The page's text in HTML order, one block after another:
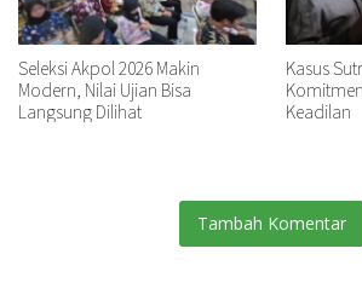
Seleksi Akpol 2026 Makin
Modern, Nilai Ujian Bisa
Langsung Dilihat
Kasus
Keadilan
Tambah Komentar